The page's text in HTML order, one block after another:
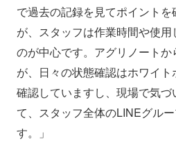
で過去の記録を見てポイント
が、スタッフは作業時間や使
のが中心です。アグリノート
が、日々の状態確認はホワイ
確認していますし、現場で気
て、スタッフ全体のLINEグル
す。」